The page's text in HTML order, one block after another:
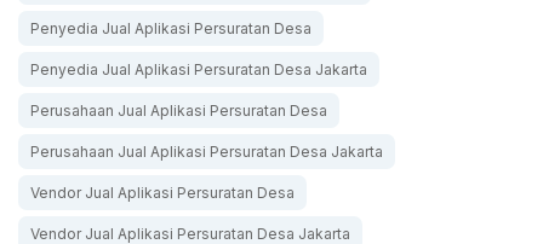
Penyedia Jual Aplikasi Persuratan Desa
Penyedia Jual Aplikasi Persuratan Desa Jakarta
Perusahaan Jual Aplikasi Persuratan Desa
Perusahaan Jual Aplikasi Persuratan Desa Jakarta
Vendor Jual Aplikasi Persuratan Desa
Vendor Jual Aplikasi Persuratan Desa Jakarta